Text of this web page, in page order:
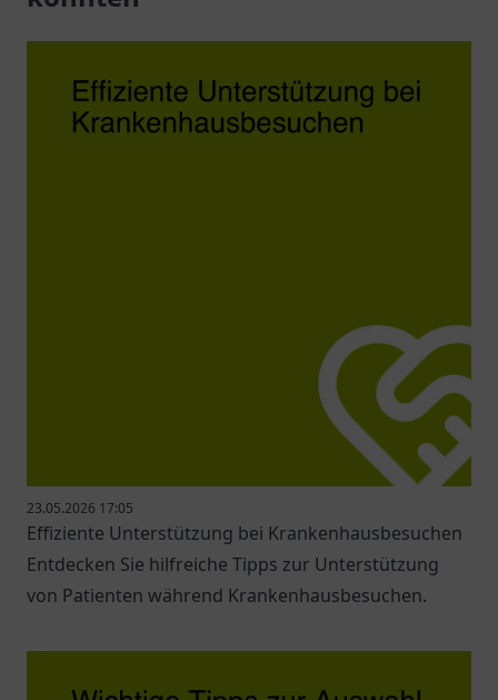
23.05.2026 17:05
Effiziente Unterstützung bei Krankenhausbesuchen
Entdecken Sie hilfreiche Tipps zur Unterstützung
von Patienten während Krankenhausbesuchen.